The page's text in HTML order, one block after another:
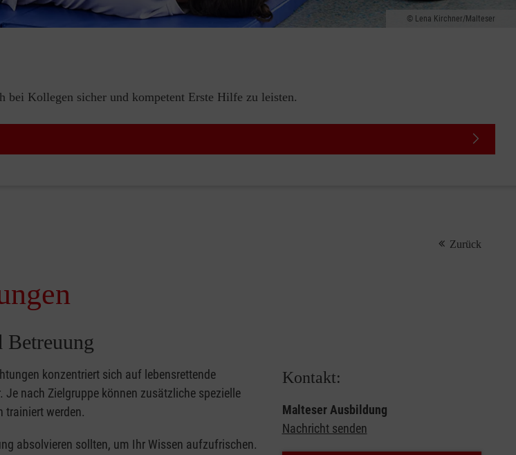
Lena Kirchner/Malteser
bei Kollegen sicher und kompetent Erste Hilfe zu leisten.
Zurück
konzentriert sich auf lebensrettende
nach Zielgruppe können zusätzliche spezielle
trainiert werden.
absolvieren sollten, um Ihr Wissen aufzufrischen.
Kontakt:
Malteser Ausbildung
Nachricht senden